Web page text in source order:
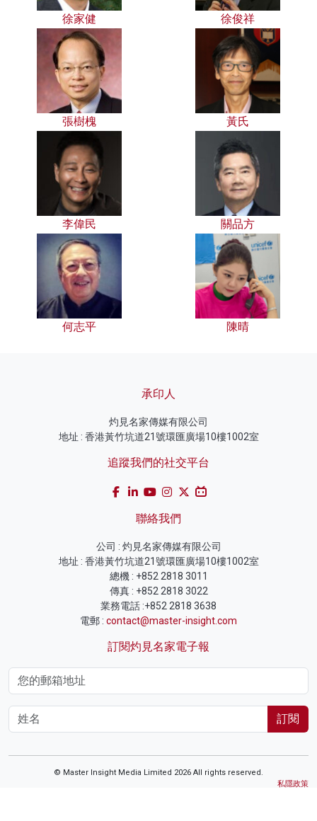
徐家健 徐俊祥
張樹槐 黃氏
李偉民 關品方
何志平 陳晴
承印人
灼見名家傳媒有限公司
地址 : 香港黃竹坑道21號環匯廣場10樓1002室
追蹤我們的社交平台
聯絡我們
公司 : 灼見名家傳媒有限公司
地址 : 香港黃竹坑道21號環匯廣場10樓1002室
總機 : +852 2818 3011
傳真 : +852 2818 3022
業務電話 :+852 2818 3638
電郵 : contact@master-insight.com
訂閱灼見名家電子報
訂閱
© Master Insight Media Limited 2026 All rights reserved.
私隱政策